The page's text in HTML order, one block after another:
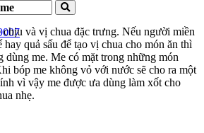
chịu và vị chua đặc trưng. Nếu người miền
quả sấu để tạo vị chua cho món ăn thì
dùng me. Me có mặt trong những món
bóp me không vỏ với nước sẽ cho ra một
vì vậy me được ưa dùng làm xốt cho
nhẹ.